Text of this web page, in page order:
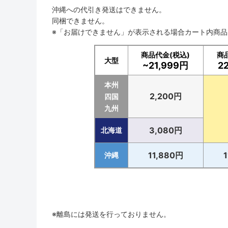
沖縄への代引き発送はできません。
同梱できません。
※「お届けできません」が表示される場合カート内商
大型
商品代金(税込)
~21,999円
商
本州
四国
九州
2,200円
北海道 3,080円
沖縄 11,880円
※離島には発送を行っておりません。